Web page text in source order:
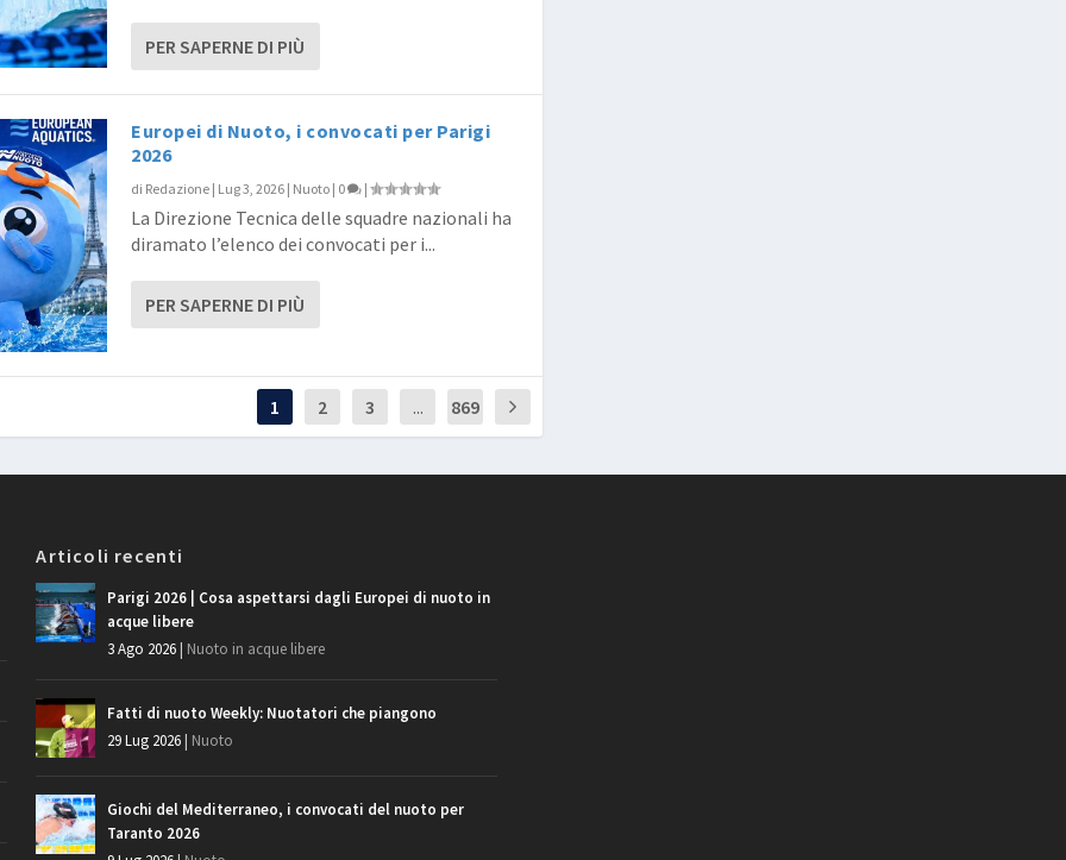
PER SAPERNE DI PIÙ
Europei di Nuoto, i convocati per Parigi
2026
di Redazione | Lug 3, 2026 | Nuoto | 0 |
La Direzione Tecnica delle squadre nazionali ha
diramato l’elenco dei convocati per i...
PER SAPERNE DI PIÙ
1 2 3 ... 869
Articoli recenti
Parigi 2026 | Cosa aspettarsi dagli Europei di nuoto in
acque libere
3 Ago 2026| Nuoto in acque libere
Fatti di nuoto Weekly: Nuotatori che piangono
29 Lug 2026| Nuoto
Giochi del Mediterraneo, i convocati del nuoto per
Taranto 2026